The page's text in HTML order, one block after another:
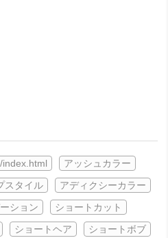
アッシュカラー
スタイル
アディクシーカラー
ション
ショートカット
ショートヘア
ショートボブ